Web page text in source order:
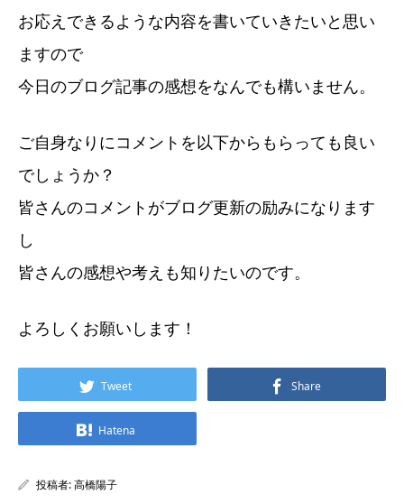
お応えできるような内容を書いていきたいと思い
ますので
今日のブログ記事の感想をなんでも構いません。
ご自身なりにコメントを以下からもらっても良い
でしょうか？
皆さんのコメントがブログ更新の励みになります
し
皆さんの感想や考えも知りたいのです。
よろしくお願いします！
Tweet Share
Hatena
投稿者:高橋陽子